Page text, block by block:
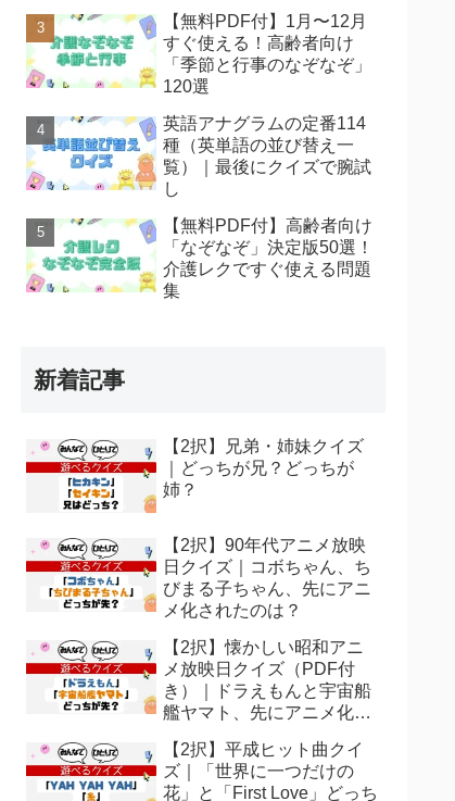
【無料PDF付】1月〜12月
すぐ使える！高齢者向け
「季節と行事のなぞなぞ」
120選
英語アナグラムの定番114
種（英単語の並び替え一
覧）｜最後にクイズで腕試
し
【無料PDF付】高齢者向け
「なぞなぞ」決定版50選！
介護レクですぐ使える問題
集
新着記事
【2択】兄弟・姉妹クイズ
｜どっちが兄？どっちが
姉？
【2択】90年代アニメ放映
日クイズ｜コボちゃん、ち
びまる子ちゃん、先にアニ
メ化されたのは？
【2択】懐かしい昭和アニ
メ放映日クイズ（PDF付
き）｜ドラえもんと宇宙船
艦ヤマト、先にアニメ化さ
【2択】平成ヒット曲クイ
ズ｜「世界に一つだけの
花」と「First Love」どっち